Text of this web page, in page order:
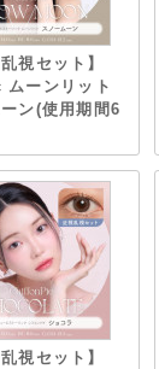
視セット】
ーンリット
ン(使用期間6
視セット】